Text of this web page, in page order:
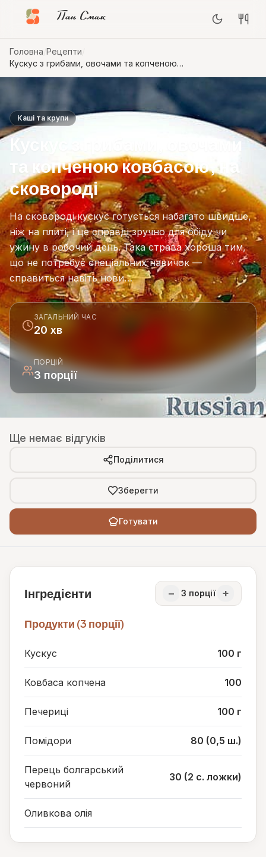
Пан Смак
Головна Рецепти
Кускус з грибами, овочами та копченою
ковбасою, на сковороді
Каші та крупи
Кускус з грибами, овочами
та копченою ковбасою, на
сковороді
На сковороді кускус готується набагато швидше,
ніж на плиті, і це справді зручно для обіду чи
ужину в робочий день. Така страва хороша тим,
що не потребує спеціальних навичок —
справиться навіть нови…
ЗАГАЛЬНИЙ ЧАС
20 хв
ПОРЦІЙ
3 порції
Ще немає відгуків
Поділитися
Зберегти
Готувати
Інгредієнти − 3 порції +
Продукти (3 порції)
Кускус 100 г
Ковбаса копчена 100
Печериці 100 г
Помідори 80 (0,5 ш.)
Перець болгарський
червоний
30 (2 с. ложки)
Оливкова олія